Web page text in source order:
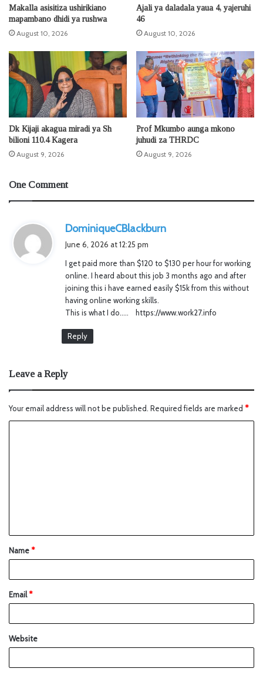
Makalla asisitiza ushirikiano
mapambano dhidi ya rushwa
August 10, 2026
Ajali ya daladala yaua 4, yajeruhi
46
August 10, 2026
Dk Kijaji akagua miradi ya Sh
bilioni 110.4 Kagera
August 9, 2026
Prof Mkumbo aunga mkono
juhudi za THRDC
August 9, 2026
One Comment
DominiqueCBlackburn
s
:
June 6, 2026 at 12:25 pm
I get paid more than $120 to $130 per hour for working
online. I heard about this job 3 months ago and after
joining this i have earned easily $15k from this without
having online working skills.
This is what I do….. https://www.work27.info
Reply
Leave a Reply
Your email address will not be published. Required fields are marked *
Name*
Email*
Website